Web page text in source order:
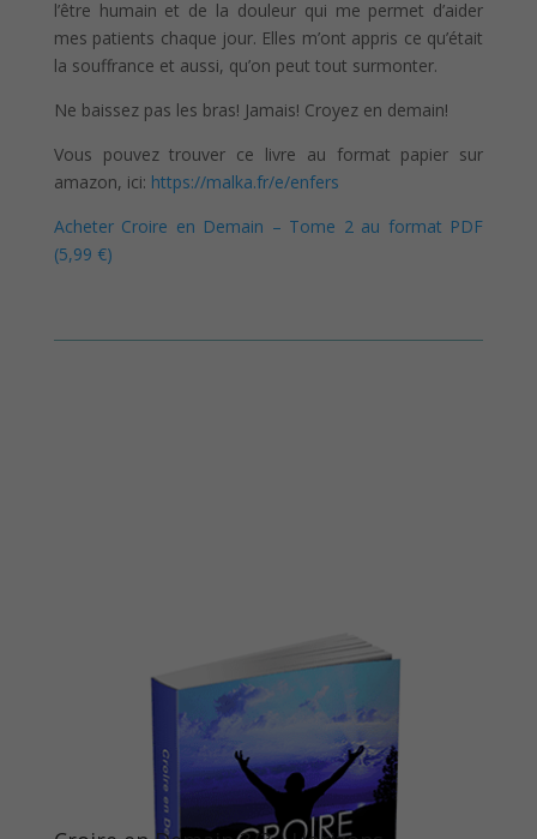
l’être humain et de la douleur qui me permet d’aider
mes patients chaque jour. Elles m’ont appris ce qu’était
la souffrance et aussi, qu’on peut tout surmonter.
Ne baissez pas les bras! Jamais! Croyez en demain!
Vous pouvez trouver ce livre au format papier sur
amazon, ici: https://malka.fr/e/enfers
Acheter Croire en Demain – Tome 2 au format PDF
(5,99 €)